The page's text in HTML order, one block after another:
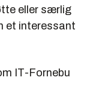
eller særlig
et interessant
IT-Fornebu